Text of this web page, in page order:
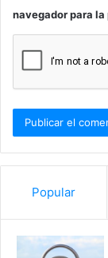
navegador para
Popular